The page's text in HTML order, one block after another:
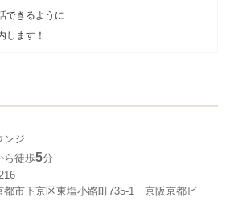
できるように
します！
ンジ
ら徒歩5分
都市下京区東塩小路町735-1 京阪京都ビ